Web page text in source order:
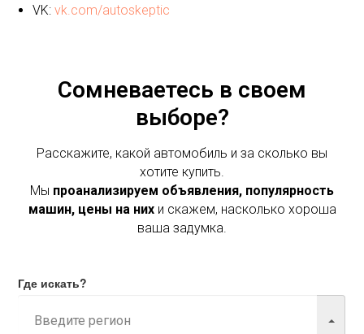
VK: vk.com/autoskeptic
Сомневаетесь в своем
выборе?
Расскажите, какой автомобиль и за сколько вы
хотите купить.
Мы проанализируем объявления, популярность
машин, цены на нихи скажем, насколько хороша
ваша задумка.
Где искать?